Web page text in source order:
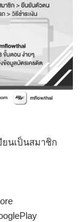
ยนเป็นสมาชิก